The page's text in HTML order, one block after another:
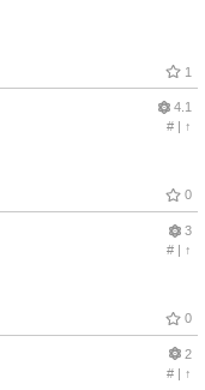
1
4.1
#| ↑
0
3
#| ↑
0
2
#| ↑